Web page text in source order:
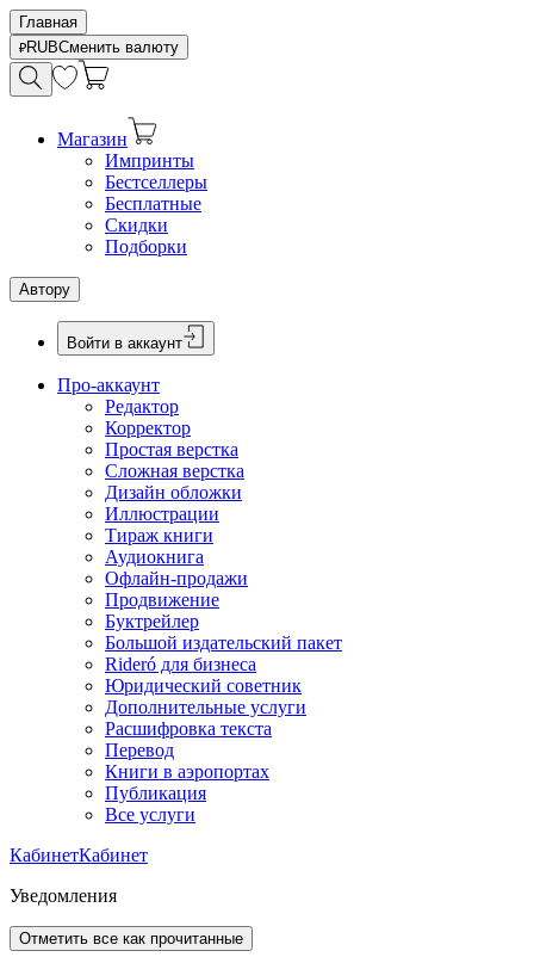
Главная
RUBСменить валюту
Магазин
Импринты
Бестселлеры
Бесплатные
Скидки
Подборки
Автору
Войти в аккаунт
Про-аккаунт
Редактор
Корректор
Простая верстка
Сложная верстка
Дизайн обложки
Иллюстрации
Тираж книги
Аудиокнига
Офлайн-продажи
Продвижение
Буктрейлер
Большой издательский пакет
Rideró для бизнеса
Юридический советник
Дополнительные услуги
Расшифровка текста
Перевод
Книги в аэропортах
Публикация
Все услуги
КабинетКабинет
Уведомления
Отметить все как прочитанные